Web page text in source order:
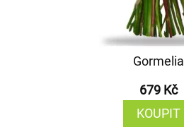
Gormelia
679 Kč
KOUPIT